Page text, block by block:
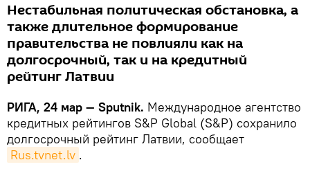
Нестабильная политическая обстановка, а
также длительное формирование
правительства не повлияли как на
долгосрочный, так и на кредитный
рейтинг Латвии
РИГА, 24 мар — Sputnik. Международное агентство
кредитных рейтингов S&P Global (S&P) сохранило
долгосрочный рейтинг Латвии, сообщает
Rus.tvnet.lv .